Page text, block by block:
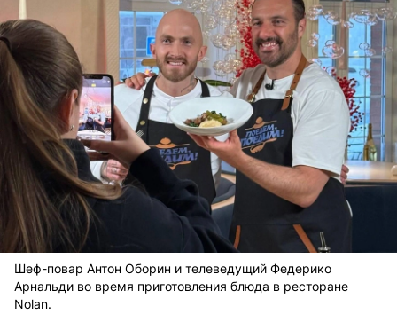
Шеф-повар Антон Оборин и телеведущий Федерико
Арнальди во время приготовления блюда в ресторане
Nolan.